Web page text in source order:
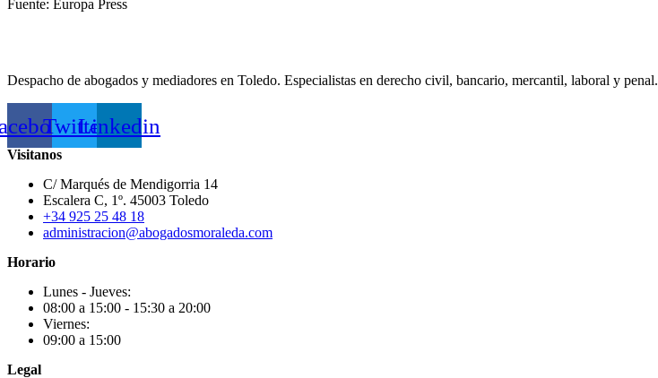
Fuente: Europa Press
Despacho de abogados y mediadores en Toledo. Especialistas en derecho civil, bancario, mercantil, laboral y penal.
TwitterLinkedin
Visitanos
C/ Marqués de Mendigorria 14
Escalera C, 1º. 45003 Toledo
+34 925 25 48 18
administracion@abogadosmoraleda.com
Horario
Lunes - Jueves:
08:00 a 15:00 - 15:30 a 20:00
Viernes:
09:00 a 15:00
Legal